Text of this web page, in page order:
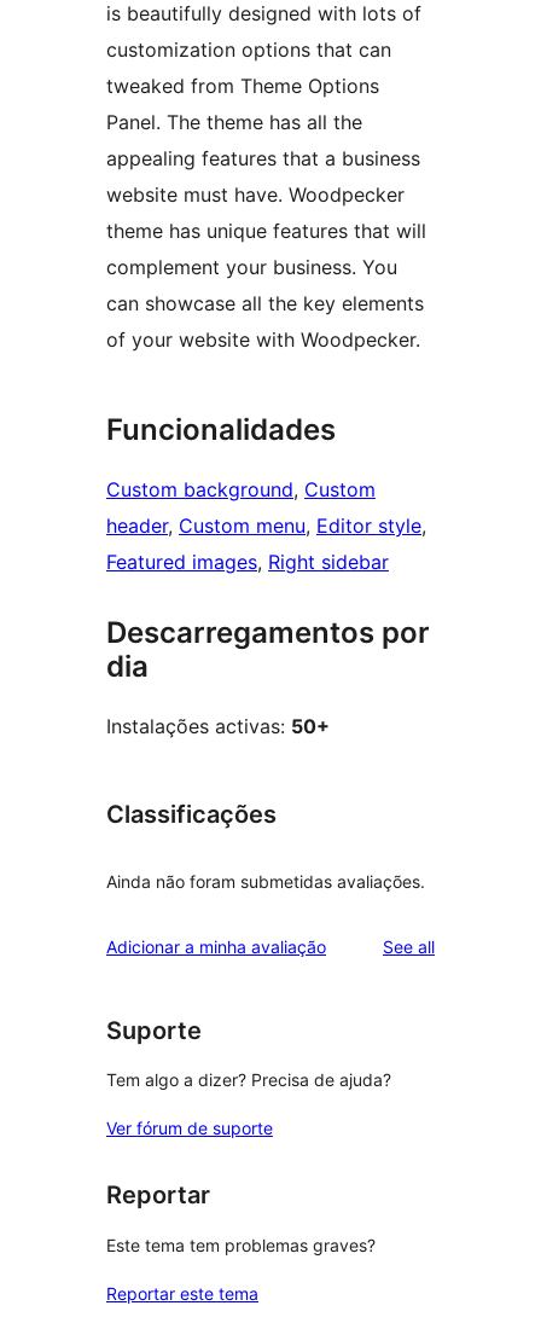
is beautifully designed with lots of
customization options that can
tweaked from Theme Options
Panel. The theme has all the
appealing features that a business
website must have. Woodpecker
theme has unique features that will
complement your business. You
can showcase all the key elements
of your website with Woodpecker.
Funcionalidades
Custom background, Custom
header, Custom menu, Editor style
Featured images, Right sidebar
Descarregamentos por
dia
Instalações activas: 50+
Classificações
Ainda não foram submetidas avaliações.
Adicionar a minha avaliação See allreviews
Suporte
Tem algo a dizer? Precisa de ajuda?
Ver fórum de suporte
Reportar
Este tema tem problemas graves?
Reportar este tema